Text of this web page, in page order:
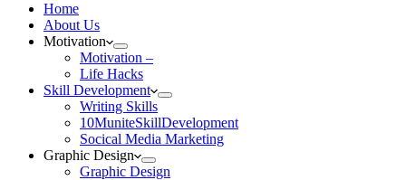
Home
About Us
Motivation
Motivation –
Life Hacks
Skill Development
Writing Skills
10MuniteSkillDevelopment
Socical Media Marketing
Graphic Design
Graphic Design